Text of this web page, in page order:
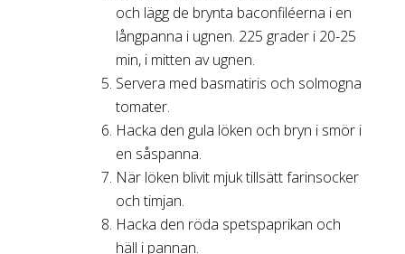
och lägg de brynta baconfiléerna i en
långpanna i ugnen. 225 grader i 20-25
min, i mitten av ugnen.
Servera med basmatiris och solmogna
tomater.
Hacka den gula löken och bryn i smör i
en såspanna.
När löken blivit mjuk tillsätt farinsocker
och timjan.
Hacka den röda spetspaprikan och
häll i pannan.